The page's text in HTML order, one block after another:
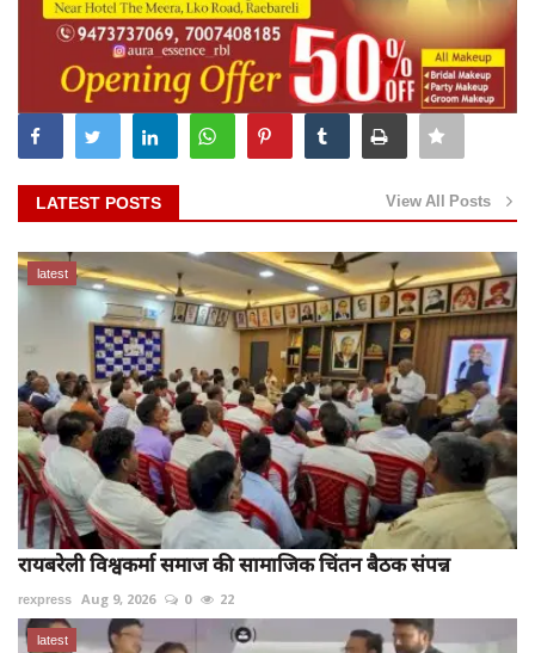
LATEST POSTS View All Posts
latest
रायबरेली विश्वकर्मा समाज की सामाजिक चिंतन बैठक संपन्न
rexpress Aug 9, 2026 0 22
latest